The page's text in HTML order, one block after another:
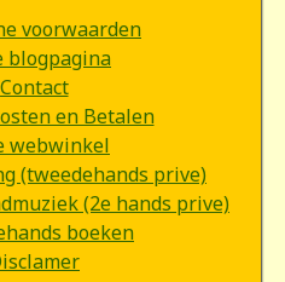
voorwaarden
blogpagina
Contact
en Betalen
webwinkel
(tweedehands prive)
(2e hands prive)
boeken